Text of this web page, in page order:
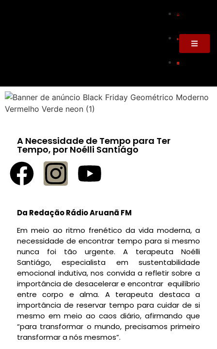
A Necessidade de Tempo para Ter
Tempo, por Noélli Santiágo
Da Redação Rádio Aruanã FM
Em meio ao ritmo frenético da vida moderna, a
necessidade de encontrar tempo para si mesmo
nunca foi tão urgente. A terapeuta Noélli
Santiágo, especialista em sustentabilidade
emocional indutiva, nos convida a refletir sobre a
importância de desacelerar e encontrar equilíbrio
entre corpo e alma. A terapeuta destaca a
importância de reservar tempo para cuidar de si
mesmo em meio ao caos diário, afirmando que
“para transformar o mundo, precisamos primeiro
transformar a nós mesmos”.